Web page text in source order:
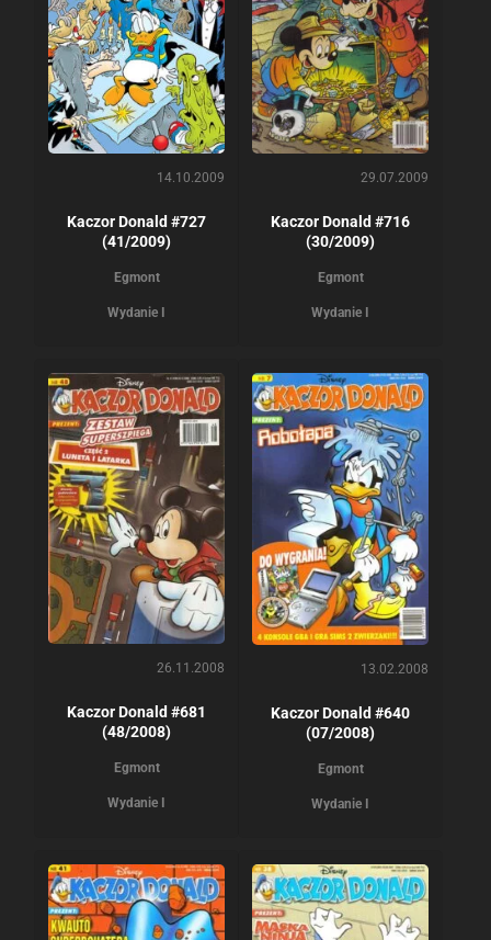
14.10.2009
Kaczor Donald #727
(41/2009)
Egmont
Wydanie I
29.07.2009
Kaczor Donald #716
(30/2009)
Egmont
Wydanie I
26.11.2008
Kaczor Donald #681
(48/2008)
Egmont
Wydanie I
13.02.2008
Kaczor Donald #640
(07/2008)
Egmont
Wydanie I